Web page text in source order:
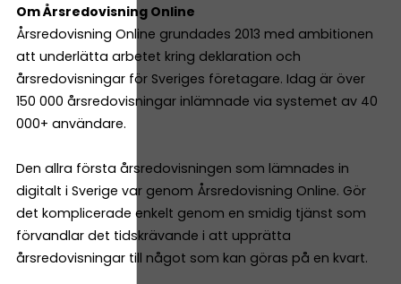
Om Årsredovisning Online
Årsredovisning Online grundades 2013 med ambitionen
att underlätta arbetet kring deklaration och
årsredovisningar för Sveriges företagare. Idag är över
150 000 årsredovisningar inlämnade via systemet av 40
000+ användare.
Den allra första årsredovisningen som lämnades in
digitalt i Sverige var genom Årsredovisning Online. Gör
det komplicerade enkelt genom en smidig tjänst som
förvandlar det tidskrävande i att upprätta
årsredovisningar till något som kan göras på en kvart.